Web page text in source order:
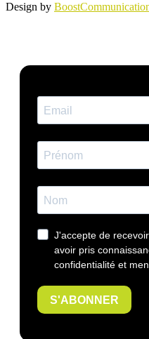
Design by